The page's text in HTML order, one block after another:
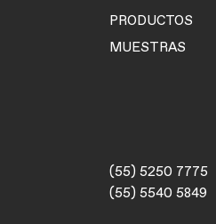
PRODUCTOS
MUESTRAS
(55) 5250 7775
(55) 5540 5849